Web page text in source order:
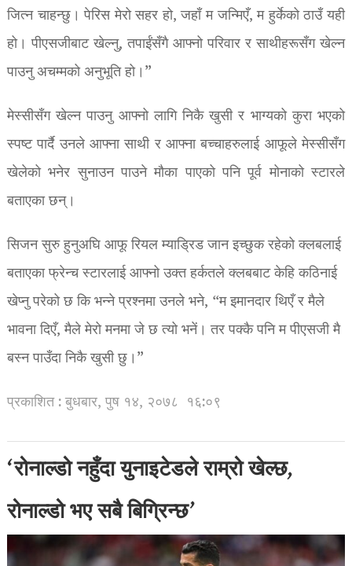
जित्न चाहन्छु। पेरिस मेरो सहर हो, जहाँ म जन्मिएँ, म हुर्केको ठाउँ यही
हो। पीएसजीबाट खेल्नु, तपाईंसँगै आफ्नो परिवार र साथीहरूसँग खेल्न
पाउनु अचम्मको अनुभूति हो।”
मेस्सीसँग खेल्न पाउनु आफ्नो लागि निकै खुसी र भाग्यको कुरा भएको
स्पष्ट पार्दै उनले आफ्ना साथी र आफ्ना बच्चाहरुलाई आफूले मेस्सीसँग
खेलेको भनेर सुनाउन पाउने मौका पाएको पनि पूर्व मोनाको स्टारले
बताएका छन्।
सिजन सुरु हुनुअघि आफू रियल म्याड्रिड जान इच्छुक रहेको क्लबलाई
बताएका फ्रेन्च स्टारलाई आफ्नो उक्त हर्कतले क्लबबाट केहि कठिनाई
खेप्नु परेको छ कि भन्ने प्रश्नमा उनले भने, “म इमानदार थिएँ र मैले
भावना दिएँ, मैले मेरो मनमा जे छ त्यो भनें। तर पक्कै पनि म पीएसजी मै
बस्न पाउँदा निकै खुसी छु।”
प्रकाशित : बुधबार, पुष १४, २०७८ १६:०९
‘रोनाल्डो नहुँदा युनाइटेडले राम्रो खेल्छ,
रोनाल्डो भए सबै बिग्रिन्छ’